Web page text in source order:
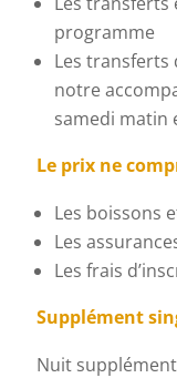
programme
Les transferts
notre
samedi matin
Le prix ne
Les boissons
Les
Les frais
Supplément
Nuit